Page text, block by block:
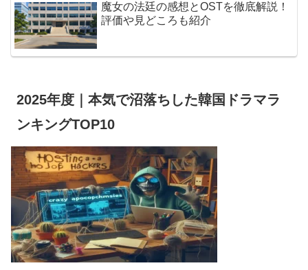
魔女の法廷の感想とOSTを徹底解説！
評価や見どころも紹介
2025年度｜本気で沼落ちした韓国ドラマラ
ンキングTOP10